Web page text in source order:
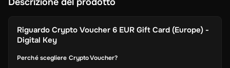
Riguardo Crypto Voucher 6 EUR Gift Card (Europe) -
Digital Key
Perché scegliere Crypto Voucher?